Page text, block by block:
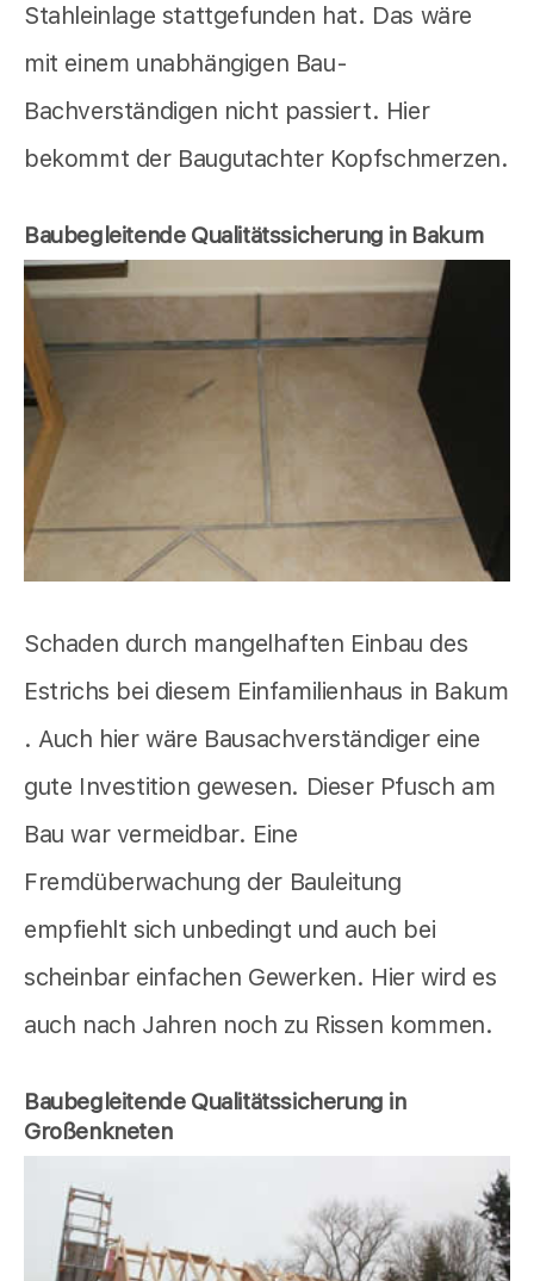
Stahleinlage stattgefunden hat. Das wäre
mit einem unabhängigen Bau-
Bachverständigen nicht passiert. Hier
bekommt der Baugutachter Kopfschmerzen.
Baubegleitende Qualitätssicherung in Bakum
Schaden durch mangelhaften Einbau des
Estrichs bei diesem Einfamilienhaus in Bakum
. Auch hier wäre Bausachverständiger eine
gute Investition gewesen. Dieser Pfusch am
Bau war vermeidbar. Eine
Fremdüberwachung der Bauleitung
empfiehlt sich unbedingt und auch bei
scheinbar einfachen Gewerken. Hier wird es
auch nach Jahren noch zu Rissen kommen.
Baubegleitende Qualitätssicherung in
Großenkneten